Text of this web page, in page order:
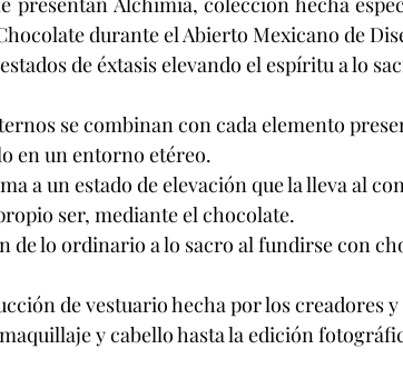
durante el Abierto Mexicano de
de éxtasis elevando el espíritu a lo
se combinan con cada elemento
en un entorno etéreo.
a un estado de elevación que la lleva al
ser, mediante el chocolate.
de lo ordinario a lo sacro al fundirse con
de vestuario hecha por los creadores
y cabello hasta la edición